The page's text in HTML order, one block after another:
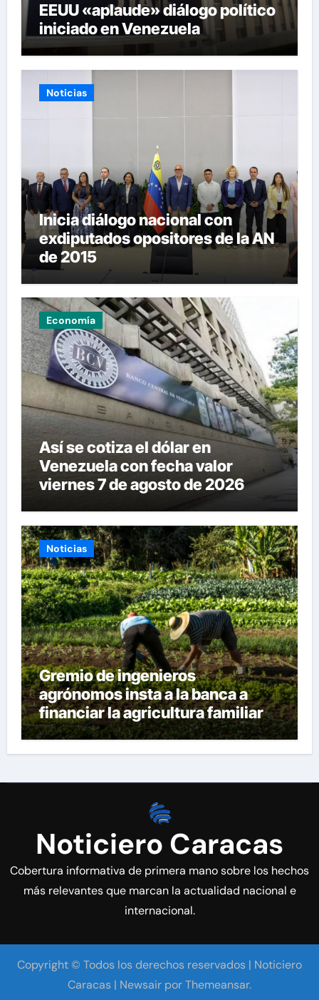
EEUU «aplaude» diálogo político
iniciado en Venezuela
Noticias
Inicia diálogo nacional con
exdiputados opositores de la AN
de 2015
Economía
Así se cotiza el dólar en
Venezuela con fecha valor
viernes 7 de agosto de 2026
Noticias
Gremio de ingenieros
agrónomos insta a la banca a
financiar la agricultura familiar
Noticiero Caracas
Cobertura informativa de primera mano sobre los hechos
más relevantes que marcan la actualidad nacional e
internacional.
Copyright © Todos los derechos reservados | Noticiero
Caracas | Newsair porThemeansar.